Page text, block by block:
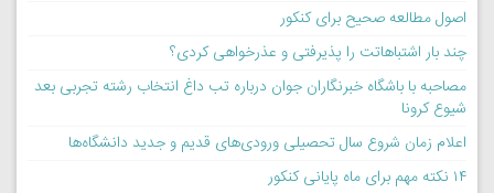
اصول مطالعه صحیح برای کنکور
چند بار اشتباهاتت را پذیرفتی و عذرخواهی کردی؟
مصاحبه با باشگاه خبرنگاران جوان درباره تب داغ انتخاب رشته تجربی بعد
شیوع کرونا
اعلام زمان شروع سال تحصیلی ورودی‌های قدیم و جدید دانشگاه‌ها
۱۴ نکته مهم برای ماه پایانی کنکور